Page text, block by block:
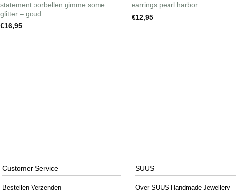
statement oorbellen gimme some
glitter – goud
€16,95
earrings pearl harbor
€12,95
Customer Service
Bestellen Verzenden
SUUS
Over SUUS Handmade Jewellery